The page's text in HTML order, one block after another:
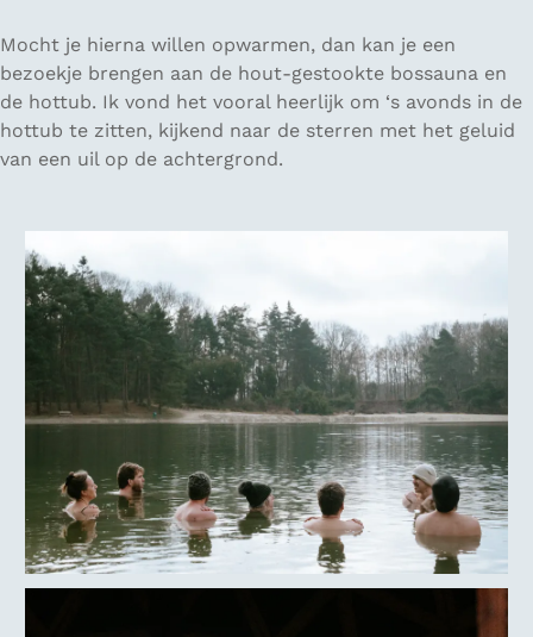
Mocht je hierna willen opwarmen, dan kan je een
bezoekje brengen aan de hout-gestookte bossauna en
de hottub. Ik vond het vooral heerlijk om ‘s avonds in de
hottub te zitten, kijkend naar de sterren met het geluid
van een uil op de achtergrond.